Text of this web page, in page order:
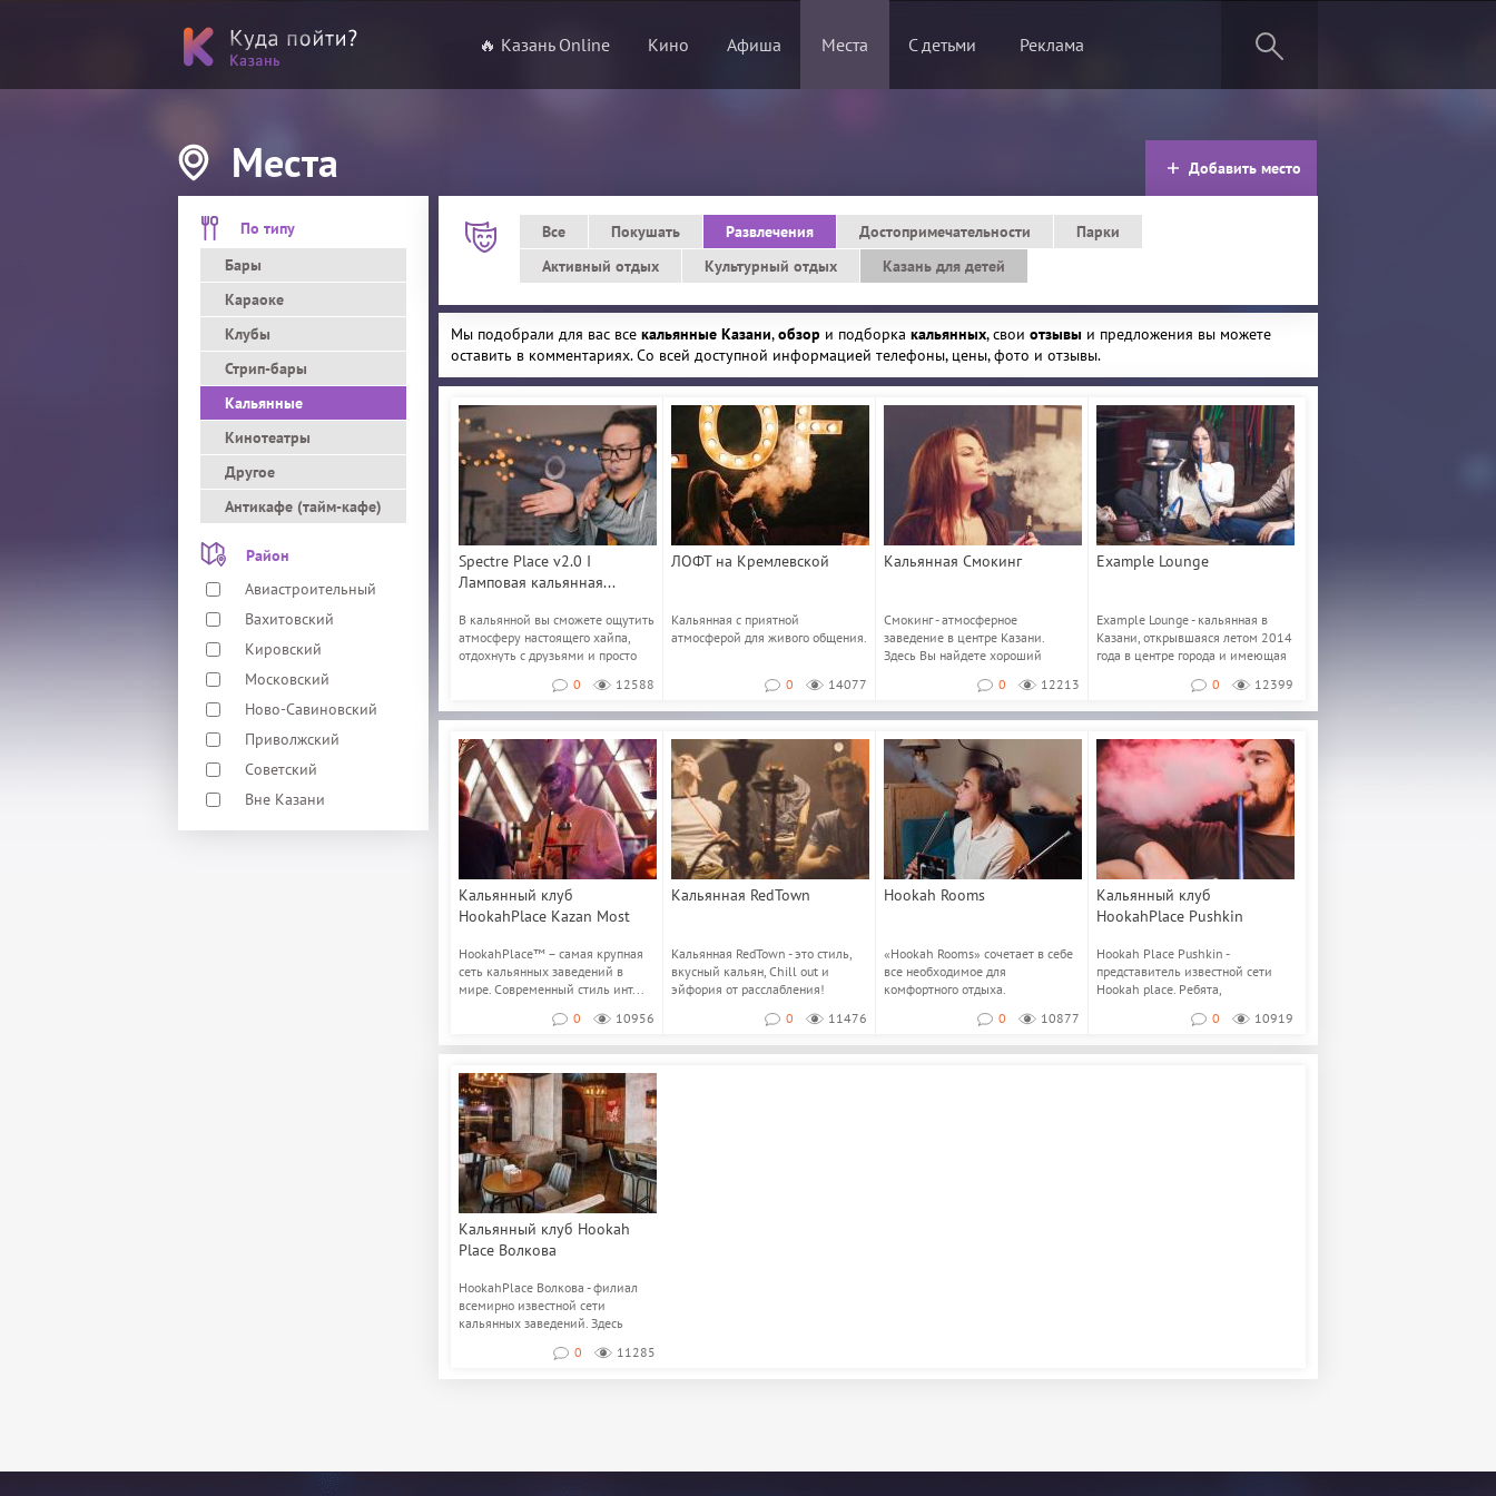
🔥 Казань Online Кино Афиша Места С детьми Реклама
Места Добавить место
По типу
Бары
Караоке
Клубы
Стрип-бары
Кальянные
Кинотеатры
Другое
Антикафе (тайм-кафе)
Район
Авиастроительный
Вахитовский
Кировский
Московский
Ново-Савиновский
Приволжский
Советский
Вне Казани
Все Покушать Развлечения Достопримечательности
Парки
Активный отдых
Культурный отдых Казань для детей
Мы подобрали для вас все кальянные Казани,обзор и подборка кальянных, свои отзывы и предложения вы можете
оставить в комментариях. Со всей доступной информацией телефоны, цены, фото и отзывы.
Spectre Place v2.0 I
Ламповая кальянная...
В кальянной вы сможете ощутить
атмосферу настоящего хайпа,
отдохнуть с друзьями и просто
12588
0
ЛОФТ на Кремлевской
Кальянная с приятной
атмосферой для живого общения.
14077
0
Кальянная Смокинг
Смокинг - атмосферное
заведение в центре Казани.
Здесь Вы найдете хороший
12213
0
Example Lounge
Example Lounge - кальянная в
Казани, открывшаяся летом 2014
года в центре города и имеющая
12399
0
Кальянный клуб
HookahPlace Kazan Most
HookahPlace™ – самая крупная
сеть кальянных заведений в
мире. Современный стиль инт...
10956
0
Кальянная RedTown
Кальянная RedTown - это стиль,
вкусный кальян, Chill out и
эйфория от расслабления!
11476
0
Hookah Rooms
«Hookah Rooms» сочетает в себе
все необходимое для
комфортного отдыха.
10877
0
Кальянный клуб
HookahPlace Pushkin
Hookah Place Pushkin -
представитель известной сети
Hookah place. Ребята,
10919
0
Кальянный клуб Hookah
Place Волкова
HookahPlace Волкова - филиал
всемирно известной сети
кальянных заведений. Здесь
11285
0